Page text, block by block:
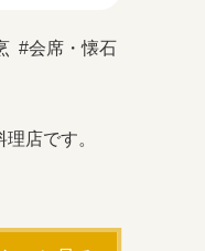
会席・懐石
店です。